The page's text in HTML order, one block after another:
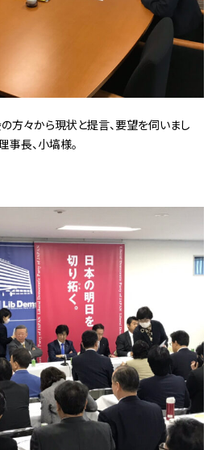
方々から現状と提言、要望を伺いまし
事長、小塙様。